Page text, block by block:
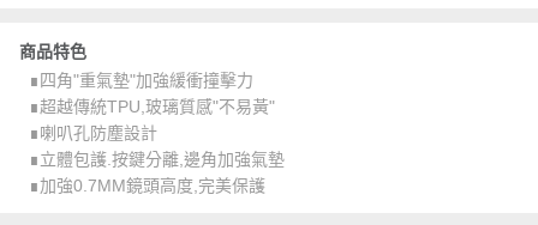
商品特色
∎四角"重氣墊"加強緩衝撞擊力
∎超越傳統TPU,玻璃質感"不易黃"
∎喇叭孔防塵設計
∎立體包護.按鍵分離,邊角加強氣墊
∎加強0.7MM鏡頭高度,完美保護